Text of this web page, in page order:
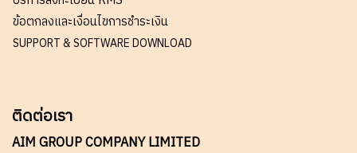
ข้อตกลงและเงื่อนไขการชำระเงิน
SUPPORT & SOFTWARE DOWNLOAD
ติดต่อเรา
AIM GROUP COMPANY LIMITED